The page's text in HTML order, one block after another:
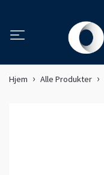
Hjem Alle Produkter